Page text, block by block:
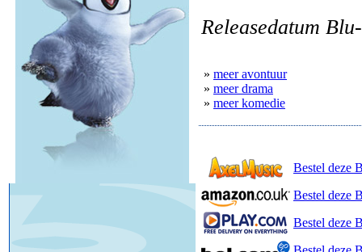
Releasedatum
» meer avontuur
» meer drama
» meer komedie
Bestel deze
Bestel deze
Bestel deze